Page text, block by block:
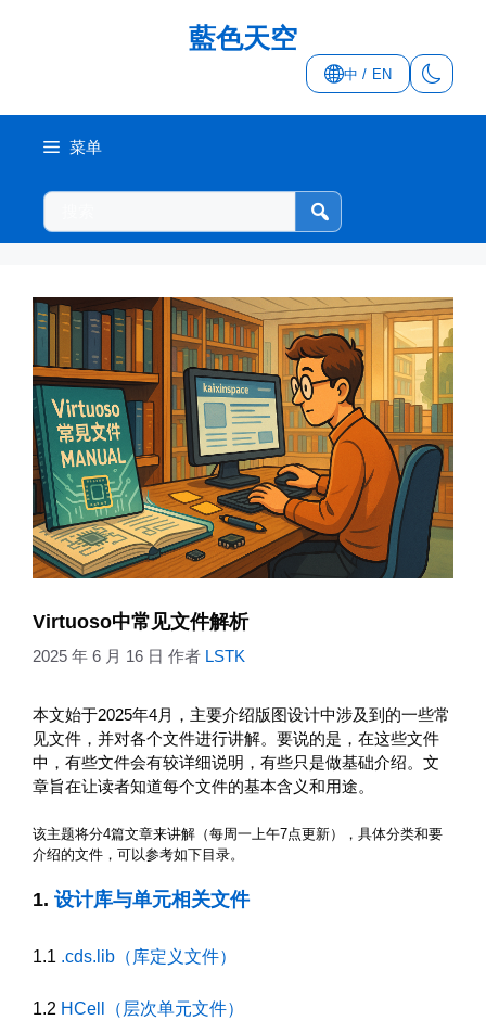
藍色天空
中 / EN
菜单
搜
索
Virtuoso中常见文件解析
2025 年 6 月 16 日 作者 LSTK
本文始于2025年4月，主要介绍版图设计中涉及到的一些常
见文件，并对各个文件进行讲解。要说的是，在这些文件
中，有些文件会有较详细说明，有些只是做基础介绍。文
章旨在让读者知道每个文件的基本含义和用途。
该主题将分4篇文章来讲解（每周一上午7点更新），具体分类和要
介绍的文件，可以参考如下目录。
1. 设计库与单元相关文件
1.1 .cds.lib（库定义文件）
1.2 HCell（层次单元文件）